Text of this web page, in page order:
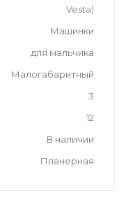
Vesta)
Машинки
для мальчика
Малогабаритный
3
12
В наличии
Планерная